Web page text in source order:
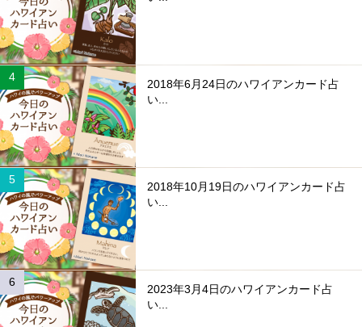
2018年6月24日のハワイアンカード占
い...
2018年10月19日のハワイアンカード占
い...
2023年3月4日のハワイアンカード占
い...